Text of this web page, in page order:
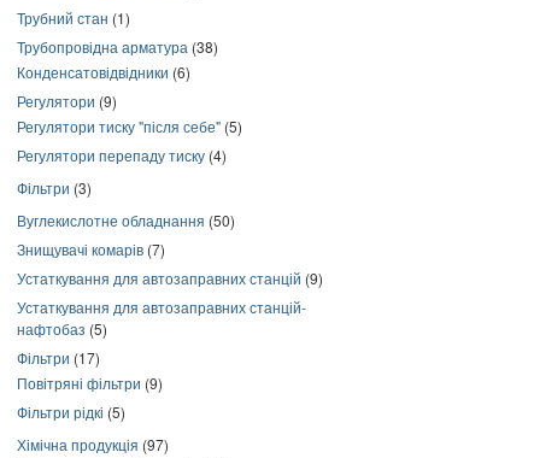
Трубний стан (1)
Трубопровідна арматура (38)
Конденсатовідвідники (6)
Регулятори (9)
Регулятори тиску "після себе" (5)
Регулятори перепаду тиску (4)
Фільтри (3)
Вуглекислотне обладнання (50)
Знищувачі комарів (7)
Устаткування для автозаправних станцій (9)
Устаткування для автозаправних станцій-
нафтобаз (5)
Фільтри (17)
Повітряні фільтри (9)
Фільтри рідкі (5)
Хімічна продукція (97)